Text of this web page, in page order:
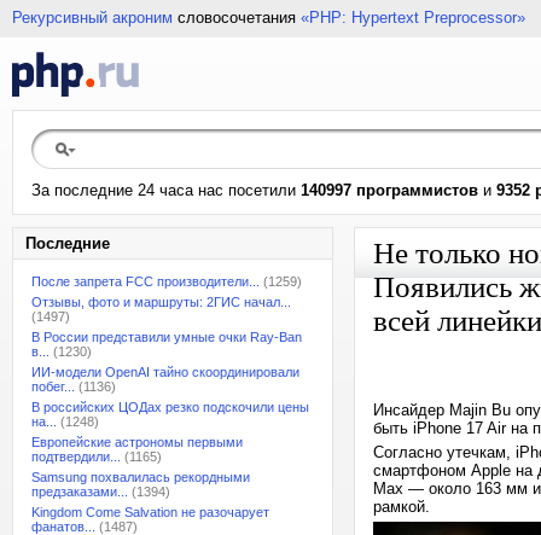
Рекурсивный акроним словосочетания «PHP: Hypertext Preprocessor»
За последние 24 часа нас посетили 140997 программистов и 9352
Последние
После запрета FCC производители...
(1259)
Отзывы, фото и маршруты: 2ГИС начал...
(1497)
В России представили умные очки Ray-Ban
в...
(1230)
ИИ-модели OpenAI тайно скоординировали
побег...
(1136)
В российских ЦОДах резко подскочили цены
на...
(1248)
Европейские астрономы первыми
подтвердили...
(1165)
Samsung похвалилась рекордными
предзаказами...
(1394)
Kingdom Come Salvation не разочарует
фанатов...
(1487)
Не только
Появились
всей
Инсайдер Majin Bu
быть iPhone 17 Air на
Согласно утечкам,
смартфоном Apple на
Max — около 163 мм и
рамкой.